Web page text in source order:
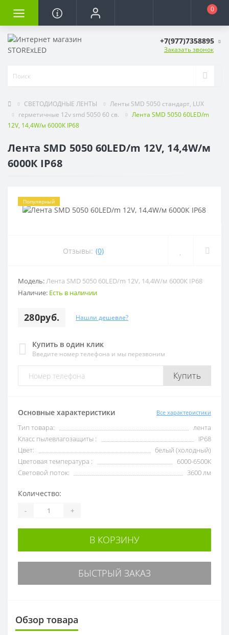
0
+7(977)7358895
Заказать звонок
СВЕТОДИОДНЫЕ ЛЕНТЫ
Ленты SMD 5050 стандарт, LUX
герметичные 12v smd 5050 60 св.
Лента SMD 5050 60LED/m
12V, 14,4W/м 6000К IP68
Лента SMD 5050 60LED/m 12V, 14,4W/м
6000К IP68
Популярный
Отзывы: (0)
Модель:Лента SMD 5050 60LED/m 12V, 14,4W/м 6000К IP68
Наличие: Есть в наличии
280руб. Нашли дешевле?
Купить в один клик
Введите номер телефона и мы перезвоним
Купить
Основные характеристики Все характеристики
Тип товара:
лента
Класс пылевлагозащиты :
IP68
Цвет:
белый (холодный)
Цветовая температура :
6000-6500К
Световой поток:
3600 лм
Количество:
- +
В КОРЗИНУ
БЫСТРЫЙ ЗАКАЗ
Обзор товара